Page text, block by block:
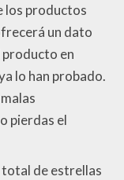
los productos
un dato
producto en
lo han probado.
pierdas el
total de estrellas